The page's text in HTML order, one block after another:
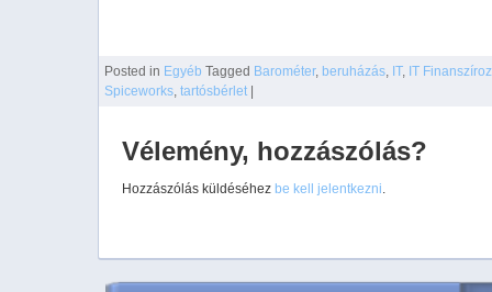
Posted in Egyéb Tagged Barométer, beruházás, IT, IT
Spiceworks, tartósbérlet
Vélemény, hozzászólás?
Hozzászólás küldéséhez be kell jelentkezni.